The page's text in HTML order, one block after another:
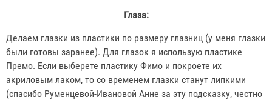
Глаза:
Делаем глазки из пластики по размеру глазниц (у меня глазки
были готовы заранее). Для глазок я использую пластике
Премо. Если выберете пластику Фимо и покроете их
акриловым лаком, то со временем глазки станут липкими
(спасибо Руменцевой-Ивановой Анне за эту подсказку, честно